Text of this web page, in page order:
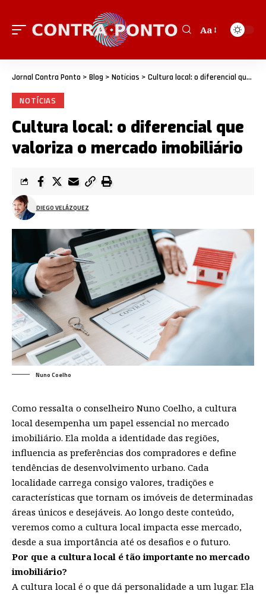
Aa
Jornal Contra Ponto > Blog > Notícias > Cultura local: o diferencial que valoriza o mercado imobiliário
NOTÍCIAS
Cultura local: o diferencial que
valoriza o mercado imobiliário
DIEGO VELÁZQUEZ
Nuno Coelho
Como ressalta o conselheiro Nuno Coelho, a cultura
local desempenha um papel essencial no mercado
imobiliário. Ela molda a identidade das regiões,
influencia as preferências dos compradores e define
tendências de desenvolvimento urbano. Cada
localidade carrega consigo valores, tradições e
características que tornam os imóveis de determinadas
áreas únicos e desejáveis. Ao longo deste conteúdo,
veremos como a cultura local impacta esse mercado,
desde a sua importância até os desafios e o futuro.
Por que a cultura local é tão importante no mercado
imobiliário?
A cultura local é o que dá personalidade a um lugar. Ela